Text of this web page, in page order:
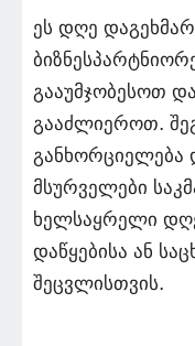
ეს დღე
გააუმჯობესოთ
გააძლიეროთ.
განხორციელება
მსურველები
ხელსაყრელი
დაწყებისა ან
შეცვლისთვის.